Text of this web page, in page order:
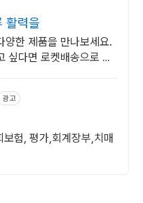
활력을
양한 제품을 만나보세요.
싶다면 로켓배송으로 받
광고
험, 평가,회계장부,치매